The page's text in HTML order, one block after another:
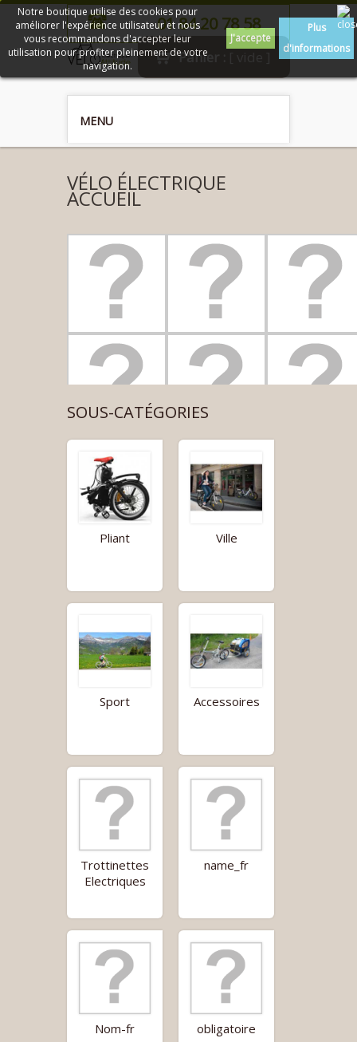
01 84 20 78 58
Panier :
MENU
Notre boutique utilise des cookies pour
améliorer l'expérience utilisateur et nous
vous recommandons d'accepter leur
utilisation pour profiter pleinement de votre
navigation.
J'accepte
Plus
d'informations
VÉLO ÉLECTRIQUE
ACCUEIL
SOUS-CATÉGORIES
Pliant Ville
Sport Accessoires
Trottinettes
Electriques
name_fr
Nom-fr obligatoire